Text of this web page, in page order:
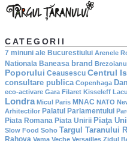
CATEGORII
7 minuni ale Bucurestiului Arenele
Nationala Baneasa brand Brezoianu
Poporului Ceausescu Centrul
consultare publica Copenhaga
eco-activare Gara Filaret Kisseleff
Londra Micul Paris MNAC NATO
Arhitectilor Palatul Parlamentului
Piata Romana Piata Unirii Piaţa
Slow Food Soho Targul Taranului
Rahova Vama Veche Versailles Zidul